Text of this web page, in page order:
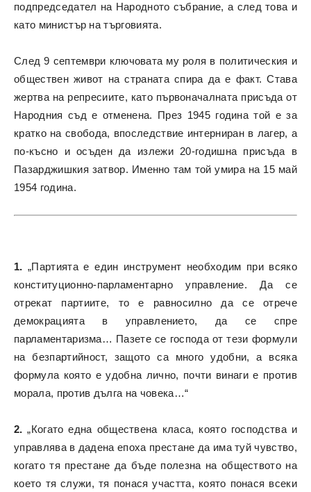
подпредседател на Народното събрание, а след това и
като министър на търговията.
След 9 септември ключовата му роля в политическия и
обществен живот на страната спира да е факт. Става
жертва на репресиите, като първоначалната присъда от
Народния съд е отменена. През 1945 година той е за
кратко на свобода, впоследствие интерниран в лагер, а
по-късно и осъден да излежи 20-годишна присъда в
Пазарджишкия затвор. Именно там той умира на 15 май
1954 година.
1. „Партията е един инструмент необходим при всяко
конституционно-парламентарно управление. Да се
отрекат партиите, то е равносилно да се отрече
демокрацията в управлението, да се спре
парламентаризма… Пазете се господа от тези формули
на безпартийност, защото са много удобни, а всяка
формула която е удобна лично, почти винаги е против
морала, против дълга на човека…“
2. „Когато една обществена класа, която господства и
управлява в дадена епоха престане да има туй чувство,
когато тя престане да бъде полезна на обществото на
което тя служи, тя понася участта, която понася всеки